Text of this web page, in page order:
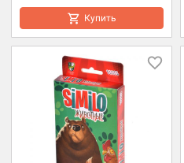
Купить